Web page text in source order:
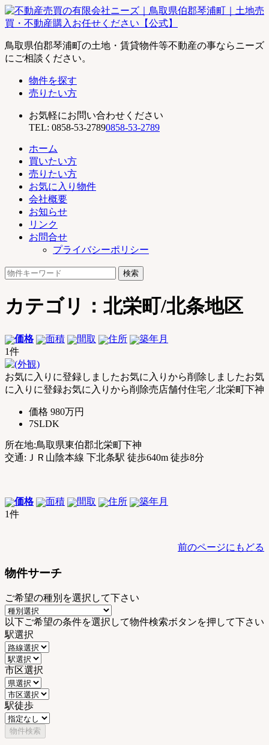
不
動
郡
浦
町
土
地
売
買・
不
お
任
だ
さ
鳥取県伯郡琴浦町の土地・賃貸物件等不動産の事ならニーズ
にご相談ください。
物件を探す
売りたい方
お気軽にお問い合わせください
TEL: 0858-53-27890858-53-2789
ホーム
買いたい方
売りたい方
お気に入り物件
会社概要
お知らせ
リンク
お問合せ
プライバシーポリシー
検
カテゴリ：北栄町/北条地区
価格 面積 間取 住所
築年月
1件
お気に入りに登録しましたお気に入りから削除しましたお気
に入りに登録お気に入りから削除売店舗付住宅／北栄町下神
価格 980万円
7SLDK
所在地:鳥取県東伯郡北栄町下神
交通:ＪＲ山陰本線 下北条駅 徒歩640m 徒歩8分
価格 面積 間取 住所
築年月
1件
前のページにもどる
物件サーチ
ご希望の種別を選択して下さい
以下ご希望の条件を選択して物件検索ボタンを押して下さい
駅選択
市区選択
駅徒歩